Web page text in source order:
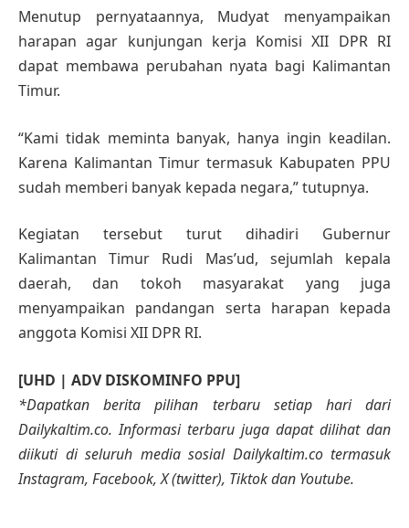
Menutup pernyataannya, Mudyat menyampaikan
harapan agar kunjungan kerja Komisi XII DPR RI
dapat membawa perubahan nyata bagi Kalimantan
Timur.
“Kami tidak meminta banyak, hanya ingin keadilan.
Karena Kalimantan Timur termasuk Kabupaten PPU
sudah memberi banyak kepada negara,” tutupnya.
Kegiatan tersebut turut dihadiri Gubernur
Kalimantan Timur Rudi Mas’ud, sejumlah kepala
daerah, dan tokoh masyarakat yang juga
menyampaikan pandangan serta harapan kepada
anggota Komisi XII DPR RI.
[UHD | ADV DISKOMINFO PPU]
*Dapatkan berita pilihan terbaru setiap hari dari
Dailykaltim.co. Informasi terbaru juga dapat dilihat dan
diikuti di seluruh media sosial Dailykaltim.co termasuk
Instagram, Facebook, X (twitter), Tiktok dan Youtube.